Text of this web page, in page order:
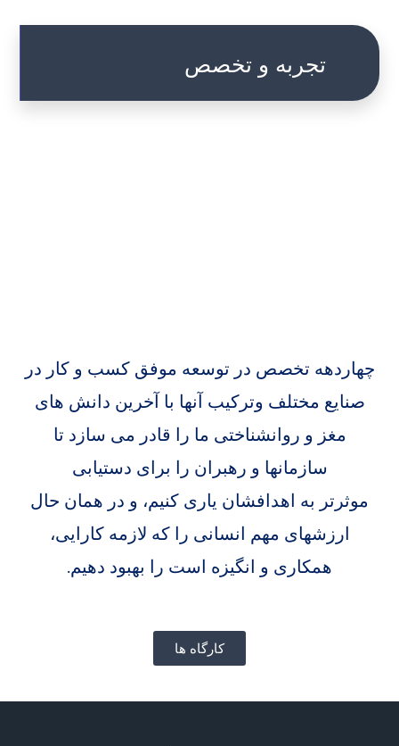
تجربه و تخصص
چهاردهه تخصص در توسعه موفق کسب و کار در
صنایع مختلف وترکیب آنها با آخرین دانش های
مغز و روانشناختی ما را قادر می سازد تا
سازمانها و رهبران را برای دستیابی
موثرتر به اهدافشان یاری كنیم، و در همان حال
ارزشهای مهم انسانی را كه لازمه کارایی،
همکاری و انگیزه است را بهبود دهیم.
کارگاه ها